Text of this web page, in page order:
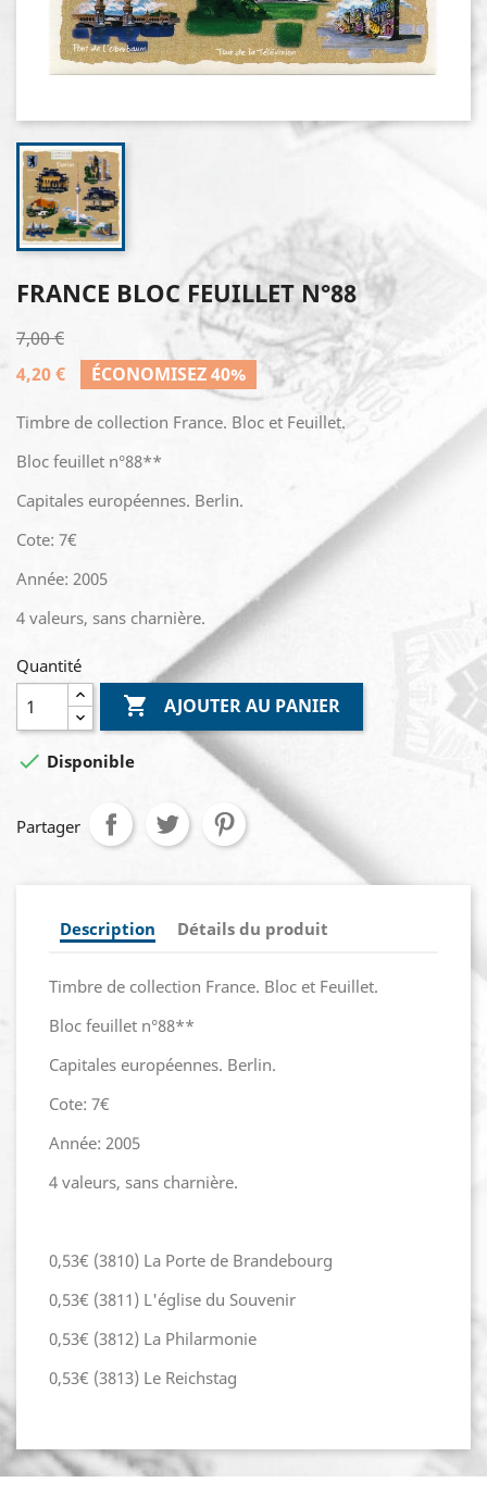
FRANCE BLOC FEUILLET N°88
7,00 €
4,20 €
ÉCONOMISEZ 40%
Timbre de collection France. Bloc et Feuillet.
Bloc feuillet n°88**
Capitales européennes. Berlin.
Cote: 7€
Année: 2005
4 valeurs, sans charnière.
Quantité
 AJOUTER AU PANIER
 Disponible
Partager
Description Détails du produit
Timbre de collection France. Bloc et Feuillet.
Bloc feuillet n°88**
Capitales européennes. Berlin.
Cote: 7€
Année: 2005
4 valeurs, sans charnière.
0,53€ (3810) La Porte de Brandebourg
0,53€ (3811) L'église du Souvenir
0,53€ (3812) La Philarmonie
0,53€ (3813) Le Reichstag